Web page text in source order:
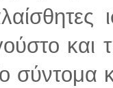
και